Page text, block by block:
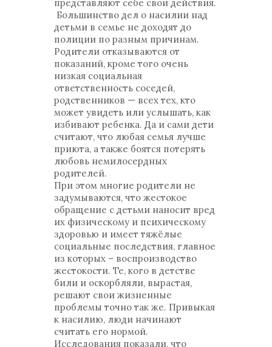
представляют себе свои действия.
Большинство дел о насилии над
детьми в семье не доходят до
полиции по разным причинам.
Родители отказываются от
показаний, кроме того очень
низкая социальная
ответственность соседей,
родственников — всех тех, кто
может увидеть или услышать, как
избивают ребенка. Да и сами дети
считают, что любая семья лучше
приюта, а также боятся потерять
любовь немилосердных
родителей.
При этом многие родители не
задумываются, что жестокое
обращение с детьми наносит вред
их физическому и психическому
здоровью и имеет тяжёлые
социальные последствия, главное
из которых – воспроизводство
жестокости. Те, кого в детстве
били и оскорбляли, вырастая,
решают свои жизненные
проблемы точно так же. Привыкая
к насилию, люди начинают
считать его нормой.
Исследования показали, что